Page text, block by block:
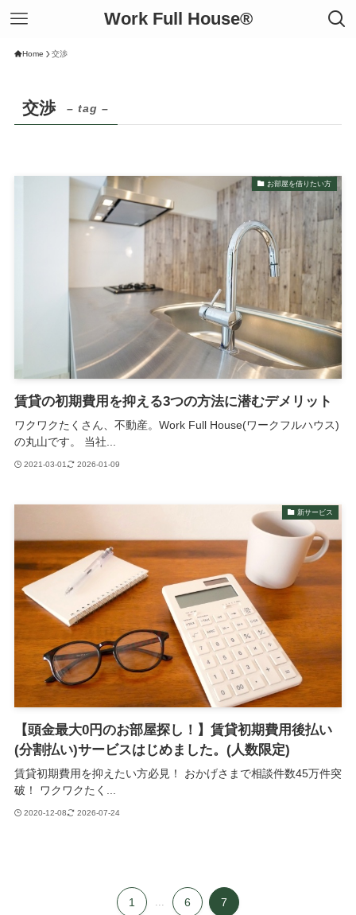
Work Full House®︎
Home 交渉
交渉 – tag –
お部屋を借りたい方
賃貸の初期費用を抑える3つの方法に潜むデメリット
ワクワクたくさん、不動産。Work Full House(ワークフルハウス)
の丸山です。 当社...
2021-03-01 2026-01-09
新サービス
【頭金最大0円のお部屋探し！】賃貸初期費用後払い
(分割払い)サービスはじめました。(人数限定)
賃貸初期費用を抑えたい方必見！ おかげさまで相談件数45万件突
破！ ワクワクたく...
2020-12-08 2026-07-24
1 6 7